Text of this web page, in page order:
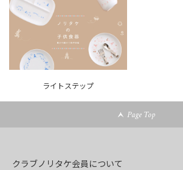
ライトステップ
Page Top
クラブノリタケ会員について